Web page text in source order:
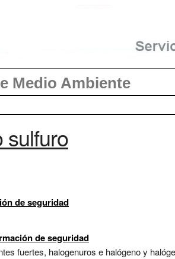
Medio Ambiente
sulfuro
de seguridad
de seguridad
fuertes, halogenuros e halógeno y